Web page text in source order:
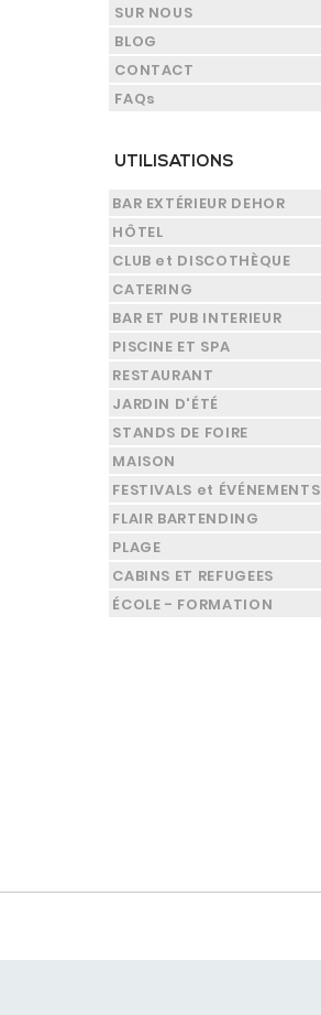
SUR NOUS
BLOG
CONTACT
FAQs
UTILISATIONS
BAR EXTÉRIEUR DEHOR
HÔTEL
CLUB et DISCOTHÈQUE
CATERING
BAR ET PUB INTERIEUR
PISCINE ET SPA
RESTAURANT
JARDIN D'ÉTÉ
STANDS DE FOIRE
MAISON
FESTIVALS et ÉVÉNEMENTS
FLAIR BARTENDING
PLAGE
CABINS ET REFUGEES
ÉCOLE - FORMATION